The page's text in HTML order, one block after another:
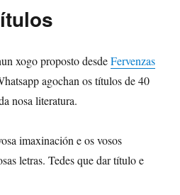
xogo proposto desdeFervenzas
agochan os títulos de 40
nosa literatura.
imaxinación e os vosos
letras. Tedes que dar título e